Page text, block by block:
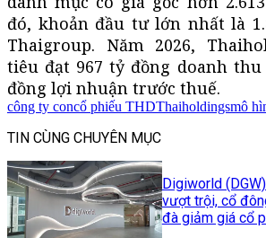
đó, khoản đầu tư lớn nhất là
Thaigroup. Năm 2026,
tiêu đạt 967 tỷ đồng doanh
đồng lợi nhuận trước thuế.
công ty concổ phiếu THDThaiholdingsmô
TIN CÙNG CHUYÊN MỤC
Digiworld
vượt trội, cổ
đà giảm giá cổ